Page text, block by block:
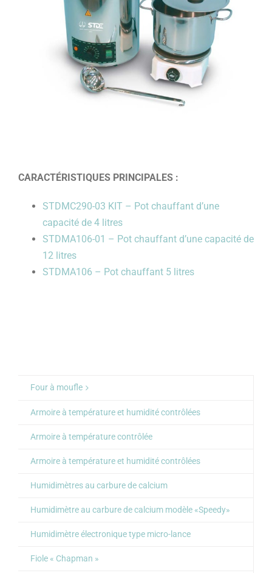
CARACTÉRISTIQUES PRINCIPALES :
STDMC290-03 KIT – Pot chauffant d’une
capacité de 4 litres
STDMA106-01 – Pot chauffant d’une capacité de
12 litres
STDMA106 – Pot chauffant 5 litres
Four à moufle
Armoire à température et humidité contrôlées
Armoire à température contrôlée
Armoire à température et humidité contrôlées
Humidimètres au carbure de calcium
Humidimètre au carbure de calcium modèle «Speedy»
Humidimètre électronique type micro-lance
Fiole « Chapman »